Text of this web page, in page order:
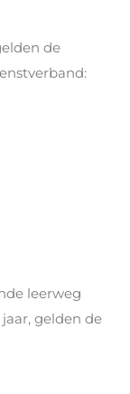
de
leerweg
gelden de